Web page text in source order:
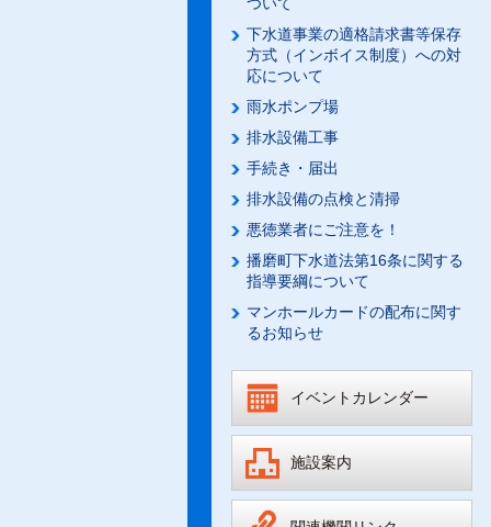
下水道事業の適格請求書等保存
方式（インボイス制度）への対
応について
雨水ポンプ場
排水設備工事
手続き・届出
排水設備の点検と清掃
悪徳業者にご注意を！
播磨町下水道法第16条に関する
指導要綱について
マンホールカードの配布に関す
るお知らせ
イベントカレンダー
施設案内